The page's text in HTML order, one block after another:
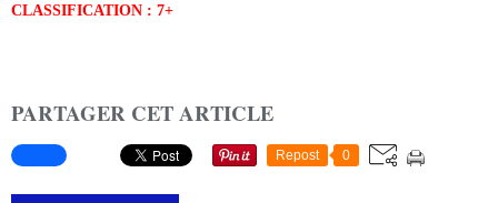
CLASSIFICATION : 7+
PARTAGER CET ARTICLE
Repost 0